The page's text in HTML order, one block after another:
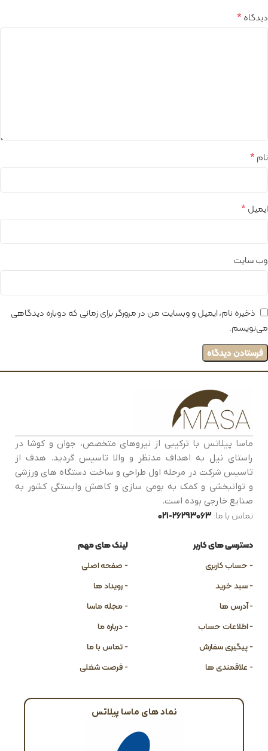
دیدگاه*
نام*
ایمیل*
وب‌ سایت
ذخیره نام، ایمیل و وبسایت من در مرورگر برای زمانی که دوباره دیدگاهی
می‌نویسم.
ماسا پیلاتس با ترکیبی از نیروهای متخصص، جوان و کوشا در
راستای نیل به اهداف مدنظر و والا تاسیس گردید. هدف از
تاسیس شرکت در مرحله اول طراحی و ساخت دستگاه های ورزشی
و توانبخشی و کمک به بومی سازی و کاهش وابستگی کشور به
صنایع خارجی بوده است.
تماس با ما:26293063-021
دسترسی های کاربر
- حساب کاربری
- سبد خرید
- آدرس ها
- اطلاعات حساب
- پیگیری سفارش
- علاقمندی ها
لینک های مهم
- صفحه اصلی
- رویداد ها
- مجله ماسا
- درباره ما
- تماس با ما
- فرصت شغلی
نماد های ماسا پیلاتس